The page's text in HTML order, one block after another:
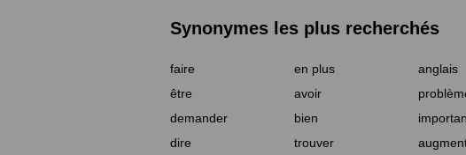
Synonymes les plus recherchés
faire en plus anglais
être
avoir
demander
bien
dire
trouver